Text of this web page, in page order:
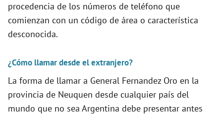
procedencia de los números de teléfono que
comienzan con un código de área o característica
desconocida.
¿Cómo llamar desde el extranjero?
La forma de llamar a General Fernandez Oro en la
provincia de Neuquen desde cualquier país del
mundo que no sea Argentina debe presentar antes